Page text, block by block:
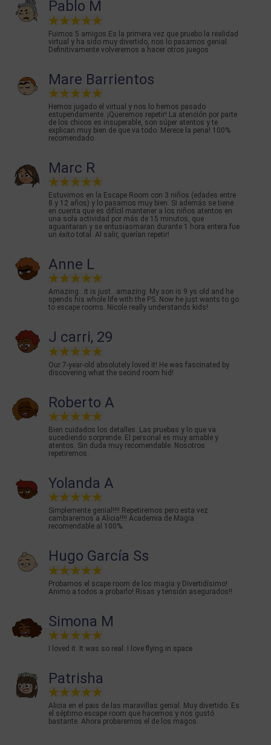
Pablo M
Fuimos 5 amigos.Es la primera vez que pruebo la realidad
virtual y ha sido muy divertido, nos lo pasamos genial.
Definitivamente volveremos a hacer otros juegos
Mare Barrientos
Hemos jugado el virtual y nos lo hemos pasado
estupendamente. ¡Queremos repetir! La atención por parte
de los chicos es insuperable, son súper atentos y te
explican muy bien de que va todo. Merece la pena! 100%
recomendado.
Marc R
Estuvimos en la Escape Room con 3 niños (edades entre
8 y 12 años) y lo pasamos muy bien. Si además se tiene
en cuenta que es difícil mantener a los niños atentos en
una sola actividad por más de 15 minutos, que
aguantaran y se entusiasmaran durante 1 hora entera fue
un éxito total. Al salir, querían repetir!
Anne L
Amazing...it is just...amazing. My son is 9 ys old and he
spends his whole life with the PS. Now he just wants to go
to escape rooms. Nicole really understands kids!
J carri, 29
Our 7-year-old absolutely loved it! He was fascinated by
discovering what the secind room hid!
Roberto A
Bien cuidados los detalles. Las pruebas y lo que va
sucediendo sorprende. El personal es muy amable y
atentos. Sin duda muy recomendable. Nosotros
repetiremos.
Yolanda A
Simplemente genial!!!! Repetiremos pero esta vez
cambiaremos a Alicia!!!! Academia de Magia
recomendable al 100%
Hugo García Ss
Probamos el scape room de los magia y Divertidísimo!
Animo a todos a probarlo! Risas y tensión asegurados!!
Simona M
I loved it. It was so real. I love flying in space
Patrisha
Alicia en el pais de las maravillas genial. Muy divertido. Es
el séptimo escape room que hacemos y nos gustó
bastante. Ahora probaremos el de los magos.